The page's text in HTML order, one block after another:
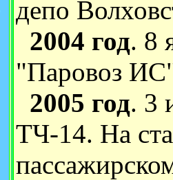
депо
2004 год. 8
"Паровоз
2005 год. 3
ТЧ-14. На